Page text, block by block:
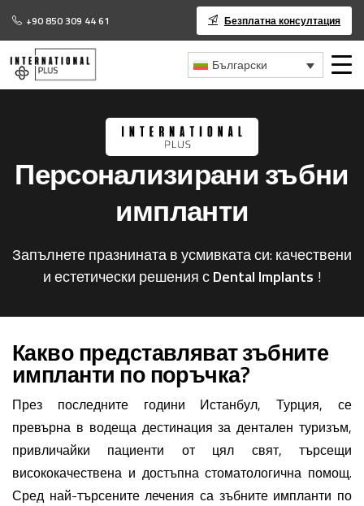
+90 850 309 44 61 Безплатна консултация
Български
Персонализиранизъбни
импланти
Запълнете празнината в усмивката си: качествени
и естетически решения сDental Implants !
Какво представляват зъбните
импланти по поръчка?
През последните години Истанбул, Турция, се
превърна в водеща дестинация за дентален туризъм,
привличайки пациенти от цял свят, търсещи
висококачествена и достъпна стоматологична помощ.
Сред най-търсените лечения са зъбните импланти по